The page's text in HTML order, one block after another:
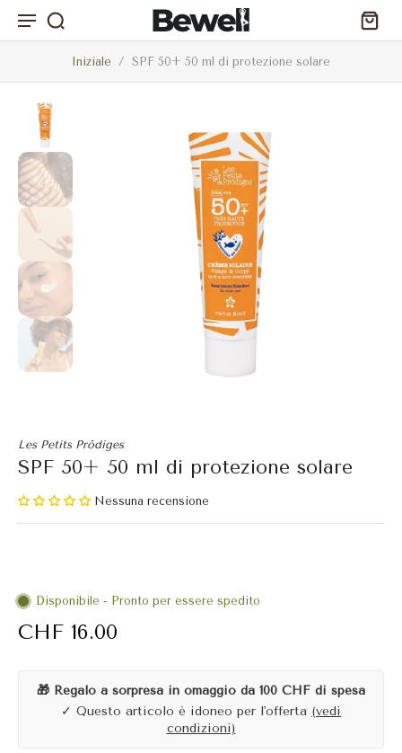
Iniziale / SPF 50+ 50 ml di protezione solare
Les Petits Prödiges
SPF 50+ 50 ml di protezione solare
Nessuna recensione
Disponibile - Pronto per essere spedito
CHF 16.00
🎁 Regalo a sorpresa in omaggio da 100 CHF di spesa
✓ Questo articolo è idoneo per l'offerta (vedi
condizioni)